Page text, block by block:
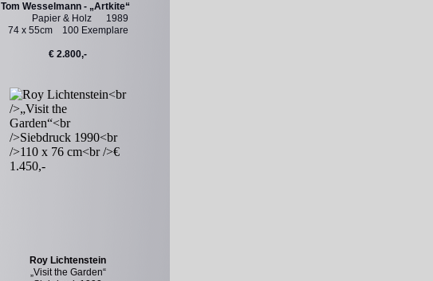
Tom Wesselmann - „Artkite“
Papier & Holz 1989
74 x 55cm 100 Exemplare
€ 2.800,-
Roy Lichtenstein
„Visit the Garden“